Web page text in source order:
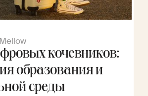
кочевников:
образования и
среды